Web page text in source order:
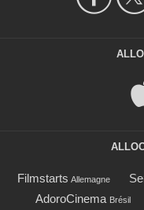
Filmstarts Allemagne
AdoroCinema Brésil